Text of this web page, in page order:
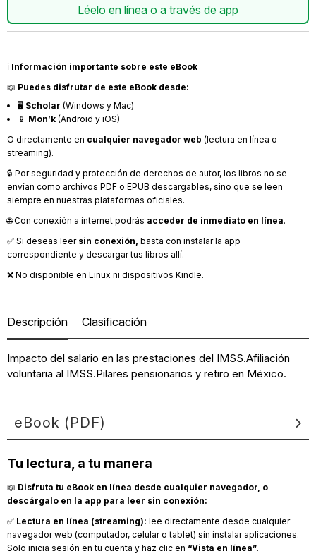
Léelo en línea o a través de app
ℹ️ Información importante sobre este eBook
📖 Puedes disfrutar de este eBook desde:
🖥️ Scholar (Windows y Mac)
📱 Mon’k (Android y iOS)
O directamente en cualquier navegador web (lectura en línea o
streaming).
🔒 Por seguridad y protección de derechos de autor, los libros no se
envían como archivos PDF o EPUB descargables, sino que se leen
siempre en nuestras plataformas oficiales.
🌐 Con conexión a internet podrás acceder de inmediato en línea.
✅ Si deseas leer sin conexión, basta con instalar la app
correspondiente y descargar tus libros allí.
❌ No disponible en Linux ni dispositivos Kindle.
Descripción Clasificación
Impacto del salario en las prestaciones del IMSS.Afiliación
voluntaria al IMSS.Pilares pensionarios y retiro en México.
eBook (PDF)
Tu lectura, a tu manera
📖 Disfruta tu eBook en línea desde cualquier navegador, o
descárgalo en la app para leer sin conexión:
✅ Lectura en línea (streaming): lee directamente desde cualquier
navegador web (computador, celular o tablet) sin instalar aplicaciones.
Solo inicia sesión en tu cuenta y haz clic en “Vista en línea”.